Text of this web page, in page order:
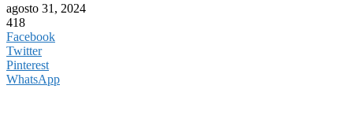
agosto 31, 2024
418
Facebook
Twitter
Pinterest
WhatsApp